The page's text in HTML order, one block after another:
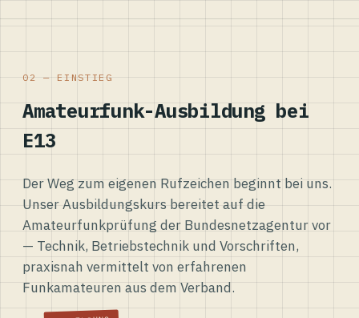
02 — EINSTIEG
Amateurfunk-Ausbildung bei
E13
Der Weg zum eigenen Rufzeichen beginnt bei uns.
Unser Ausbildungskurs bereitet auf die
Amateurfunkprüfung der Bundesnetzagentur vor
— Technik, Betriebstechnik und Vorschriften,
praxisnah vermittelt von erfahrenen
Funkamateuren aus dem Verband.